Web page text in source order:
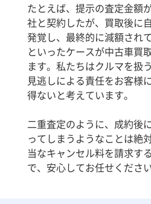
たとえば、提示の査定金額
社と契約したが、買取後に
発覚し、最終的に減額され
といったケースが中古車買
ます。私たちはクルマを扱
見逃しによる責任をお客様
得ないと考えています。
二重査定のように、成約後
ってしまうようなことは絶
当なキャンセル料を請求す
で、安心してお任せください